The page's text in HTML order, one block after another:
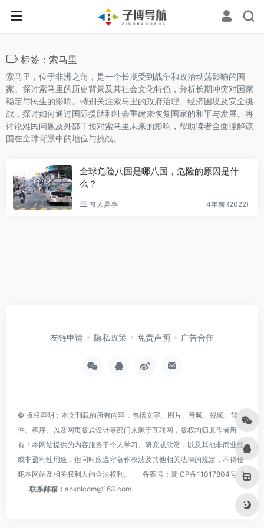
标签：索马里
索马里，位于非洲之角，是一个长期受到战争和政治动荡影响的国
家。探讨索马里的历史背景及其社会文化特色，分析长期冲突对国家
稳定与民生的影响。特别关注索马里的政府治理、经济困境及安全挑
战，探讨如何通过国际援助和社会重建来恢复国家的和平与发展。将
讨论难民问题及外部干预对索马里未来的影响，帮助读者全面理解该
国在全球背景中的地位与挑战。
全球危险八国是哪八国，危险的原因是什
么？
奇人异事 4年前 (2022)
友链申请 隐私政策 免责声明 广告合作
© 版权声明：本文刊载的所有内容，包括文字、图片、音频、视频、软
件、程序、以及网页版式设计等部门来源于互联网，版权均归原作者所
有！本网站提供的内容服务于个人学习、研究或欣赏，以及其他非商业性
或非盈利性用途，但同时应遵守著作权法及其他相关法律的规定，不得侵
犯本网站及相关权利人的合法权利。
备案号： 蜀ICP备11017804号-3
联系邮箱： aoxolcom@163.com